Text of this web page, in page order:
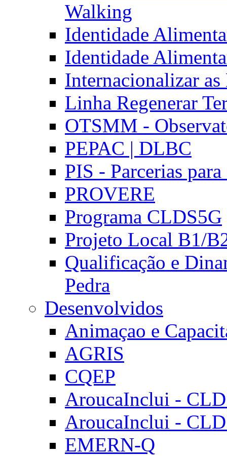
Walking
Identidade
Identidade
Internacionalizar
Linha Regenerar
OTSMM -
PEPAC | DLBC
PIS - Parcerias
PROVERE
Programa CLDS5G
Projeto Local B1/
Qualificação e
Pedra
Desenvolvidos
Animaçao e
AGRIS
CQEP
AroucaInclui -
AroucaInclui -
EMERN-Q